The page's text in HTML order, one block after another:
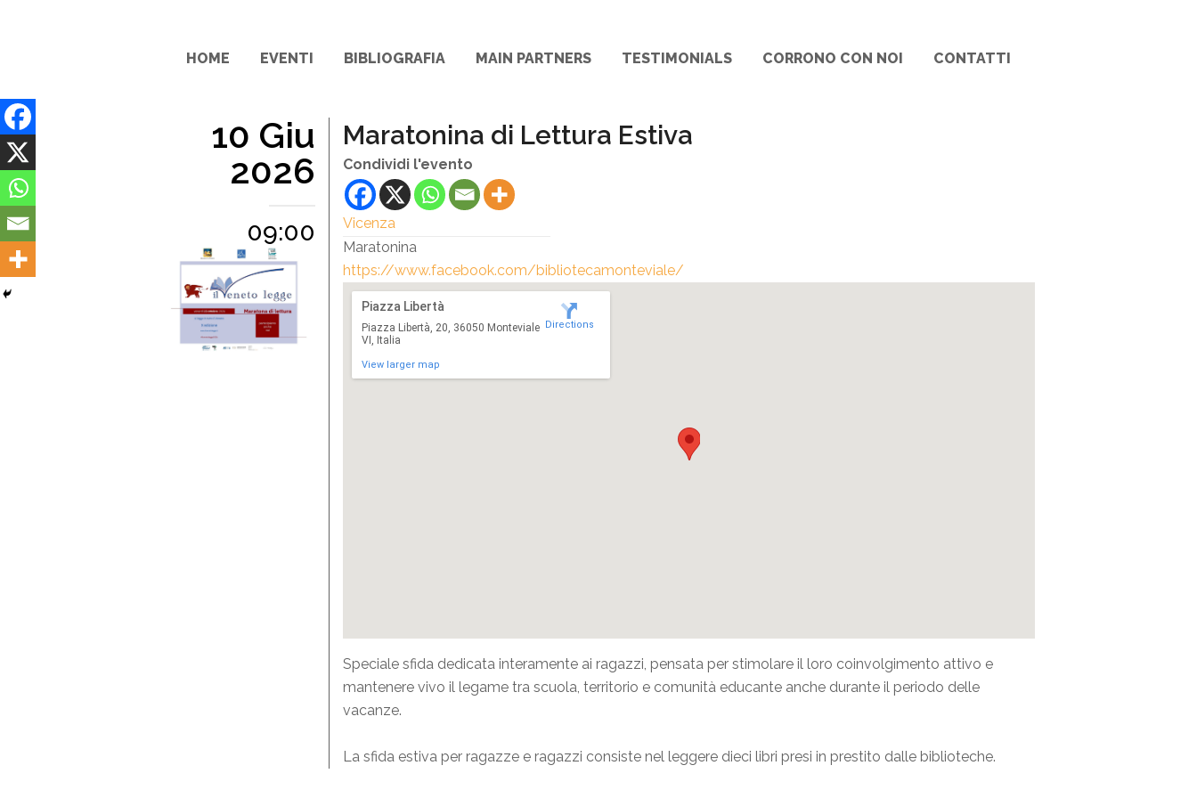
HOME EVENTI BIBLIOGRAFIA MAIN PARTNERS TESTIMONIALS CORRONO CON NOI CONTATTI
10 Giu
2026
09:00
Maratonina di Lettura Estiva
Condividi l'evento
Vicenza
Maratonina
https://www.facebook.com/bibliotecamonteviale/
Piazza Libertà
Piazza Libertà, 20, 36050 Monteviale
VI, Italia
View larger map
Directions
Speciale sfida dedicata interamente ai ragazzi, pensata per stimolare il loro coinvolgimento attivo e
mantenere vivo il legame tra scuola, territorio e comunità educante anche durante il periodo delle
vacanze.
La sfida estiva per ragazze e ragazzi consiste nel leggere dieci libri presi in prestito dalle biblioteche.